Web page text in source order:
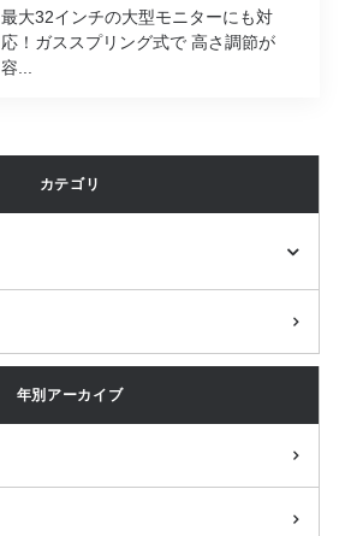
最大32インチの大型モニターにも対
応！ガススプリング式で 高さ調節が
容...
カテゴリ
年別アーカイブ